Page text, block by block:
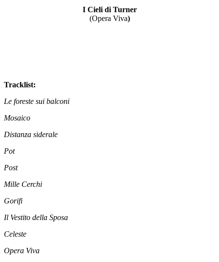
I Cieli di Turner
(Opera Viva)
Tracklist:
Le foreste sui balconi
Mosaico
Distanza siderale
Pot
Post
Mille Cerchi
Gorifi
Il Vestito della Sposa
Celeste
Opera Viva